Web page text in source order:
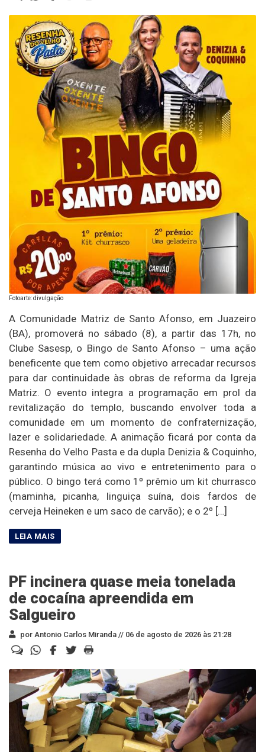
Fotoarte: divulgação
A Comunidade Matriz de Santo Afonso, em Juazeiro
(BA), promoverá no sábado (8), a partir das 17h, no
Clube Sasesp, o Bingo de Santo Afonso – uma ação
beneficente que tem como objetivo arrecadar recursos
para dar continuidade às obras de reforma da Igreja
Matriz. O evento integra a programação em prol da
revitalização do templo, buscando envolver toda a
comunidade em um momento de confraternização,
lazer e solidariedade. A animação ficará por conta da
Resenha do Velho Pasta e da dupla Denizia & Coquinho,
garantindo música ao vivo e entretenimento para o
público. O bingo terá como 1º prêmio um kit churrasco
(maminha, picanha, linguiça suína, dois fardos de
cerveja Heineken e um saco de carvão); e o 2º […]
PF incinera quase meia tonelada
de cocaína apreendida em
Salgueiro
por Antonio Carlos Miranda // 06 de agosto de 2026 às 21:28